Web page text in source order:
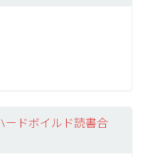
ードボイルド読書合